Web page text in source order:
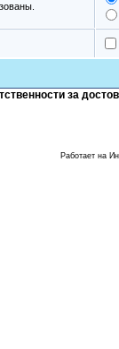
за
Работает на